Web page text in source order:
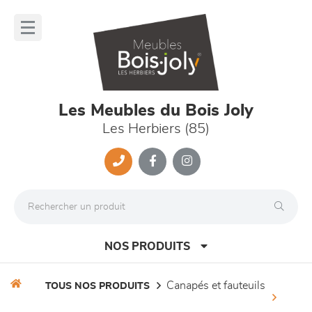
Les Meubles du Bois Joly
Les Herbiers (85)
NOS PRODUITS
TOUS NOS PRODUITS canapés et fauteuils